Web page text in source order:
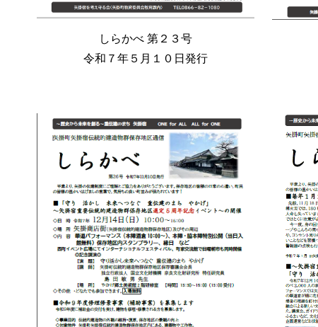
しらかべ 第 ２３号
令和 ７年 ５ 月１０日発行